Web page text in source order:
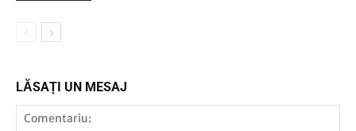
LĂSAȚI UN MESAJ